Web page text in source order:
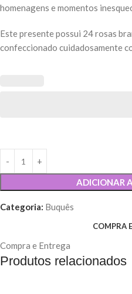
homenagens e momentos
Este presente possui 24 rosas
confeccionado cuidadosamente
ADICIONAR
Categoria: Buquês
COMPRA
Compra e Entrega
Produtos relacionados